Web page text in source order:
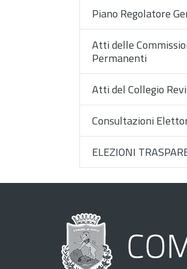
Piano Regolatore
Atti delle
Permanenti
Atti del Collegio
Consultazioni
ELEZIONI